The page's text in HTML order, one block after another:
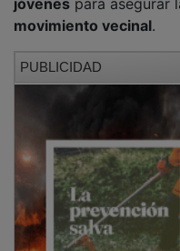
El acto ha contado con
Ortega; la alcaldesa,
miembros de la
seguido las
ha culminado con la
LM, evento que
videoconferencia
fortaleciendo la red de
barrios más